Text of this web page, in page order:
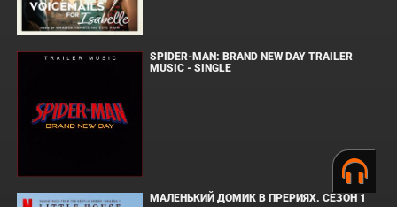
SPIDER-MAN: BRAND NEW DAY TRAILER
MUSIC - SINGLE
МАЛЕНЬКИЙ ДОМИК В ПРЕРИЯХ. СЕЗОН 1